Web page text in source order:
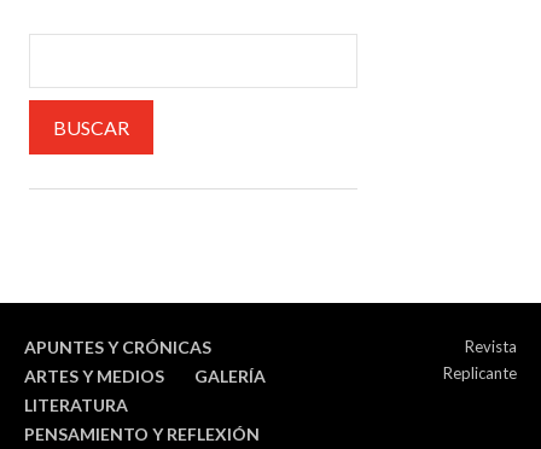
APUNTES Y CRÓNICAS
ARTES Y MEDIOS
GALERÍA
LITERATURA
PENSAMIENTO Y REFLEXIÓN
Revista
Replicante